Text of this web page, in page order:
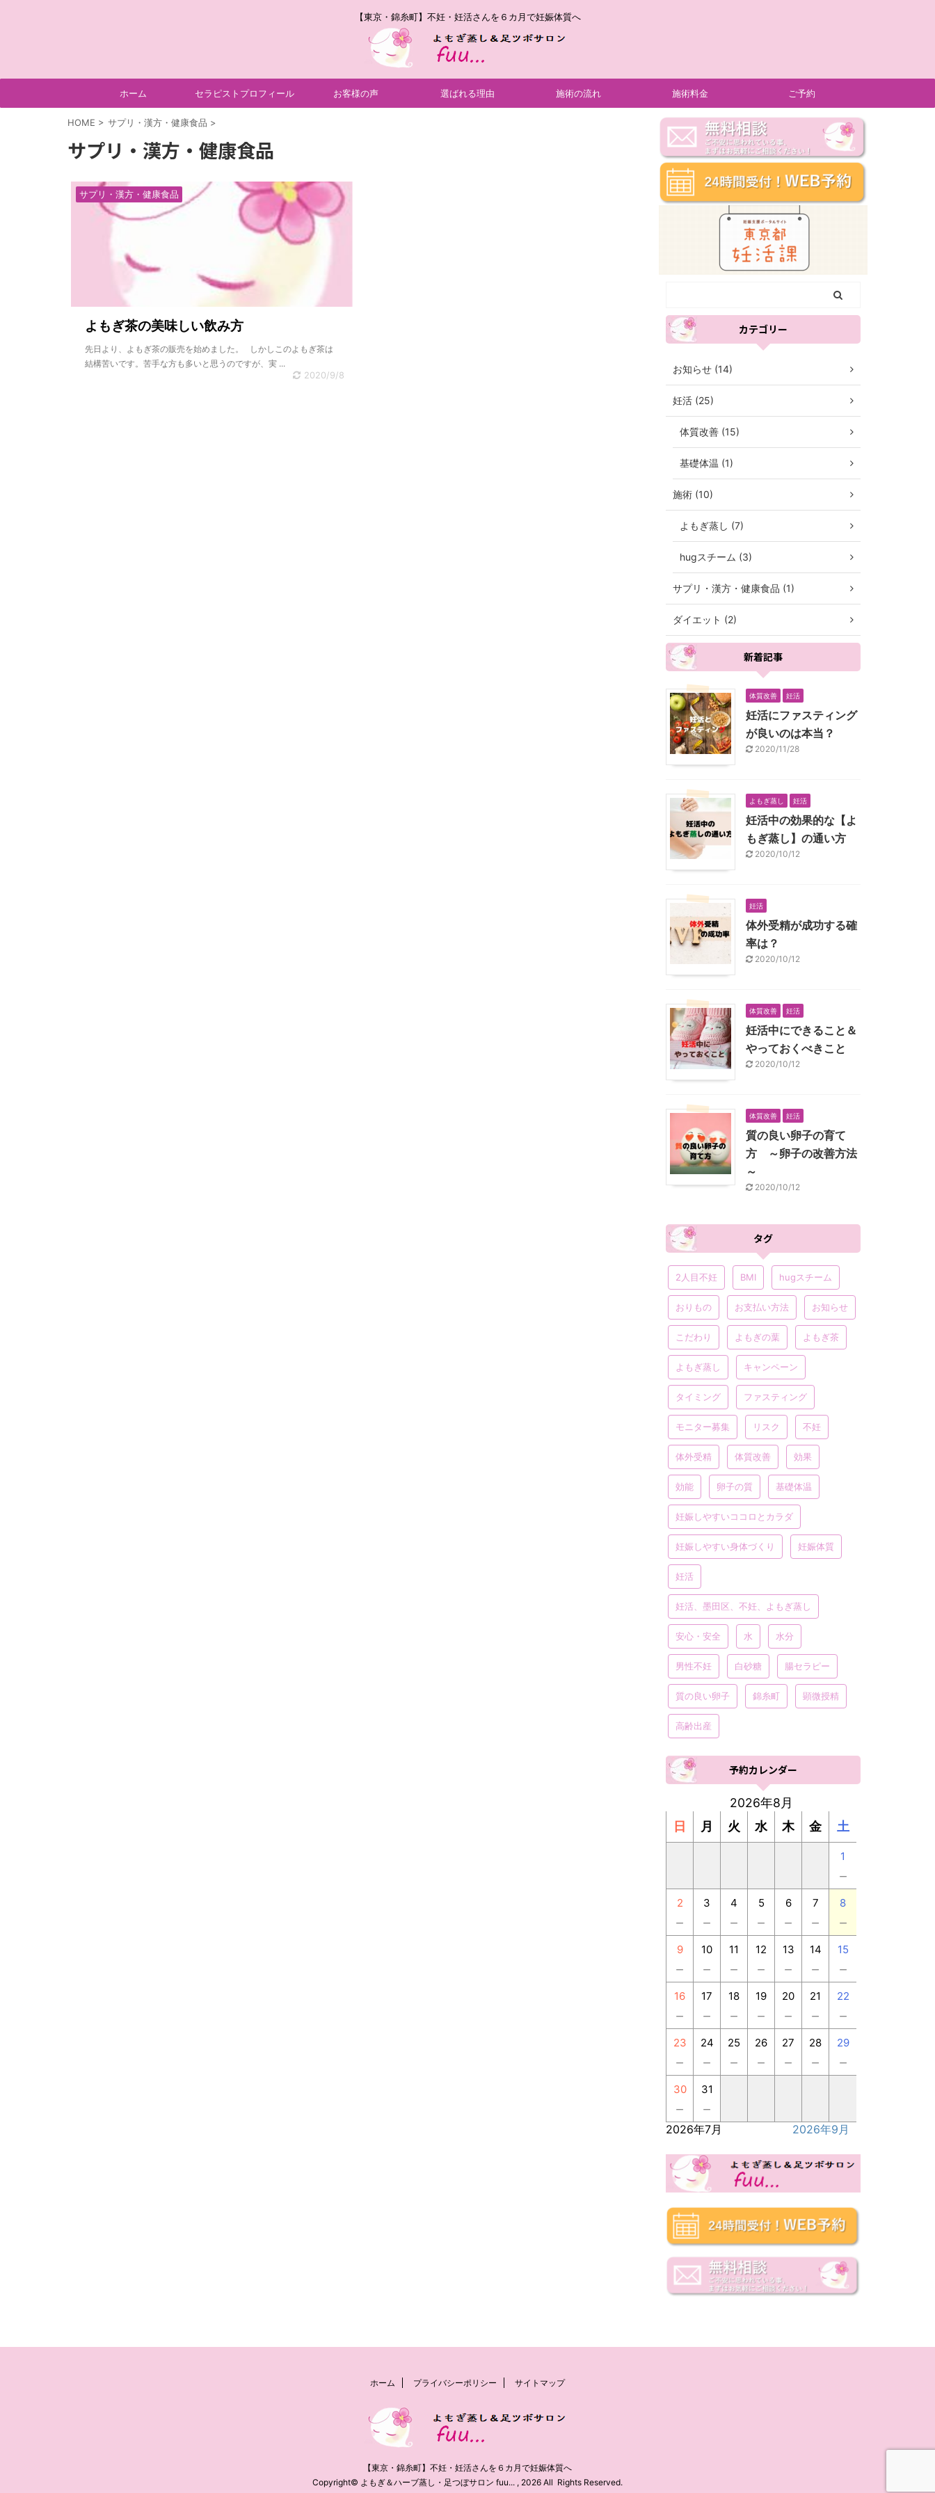
【東京・錦糸町】不妊・妊活さんを６カ月で妊娠体質へ
ホーム セラピストプロフィール お客様の声 選ばれる理由 施術の流れ 施術料金 ご予約
HOME > サプリ・漢方・健康食品 >
サプリ・漢方・健康食品
サプリ・漢方・健康食品
よもぎ茶の美味しい飲み方
先日より、よもぎ茶の販売を始めました。 しかしこのよもぎ茶は
結構苦いです。苦手な方も多いと思うのですが、実 ...
2020/9/8
カテゴリー
お知らせ (14)
妊活 (25)
体質改善 (15)
基礎体温 (1)
施術 (10)
よもぎ蒸し (7)
hugスチーム (3)
サプリ・漢方・健康食品 (1)
ダイエット (2)
新着記事
体質改善 妊活
妊活にファスティング
が良いのは本当？
2020/11/28
よもぎ蒸し 妊活
妊活中の効果的な【よ
もぎ蒸し】の通い方
2020/10/12
妊活
体外受精が成功する確
率は？
2020/10/12
体質改善 妊活
妊活中にできること＆
やっておくべきこと
2020/10/12
体質改善 妊活
質の良い卵子の育て
方 ～卵子の改善方法
～
2020/10/12
タグ
2人目不妊 BMI hugスチーム
おりもの お支払い方法 お知らせ
こだわり よもぎの葉 よもぎ茶
よもぎ蒸し キャンペーン
タイミング ファスティング
モニター募集 リスク 不妊
体外受精 体質改善 効果
効能 卵子の質 基礎体温
妊娠しやすいココロとカラダ
妊娠しやすい身体づくり 妊娠体質
妊活
妊活、墨田区、不妊、よもぎ蒸し
安心・安全 水 水分
男性不妊 白砂糖 腸セラピー
質の良い卵子 錦糸町 顕微授精
高齢出産
予約カレンダー
2026年8月
日
月 火 水 木 金 土
1
－
2
－
3
－
4
－
5
－
6
－
7
－
8
－
9
－
10
－
11
－
12
－
13
－
14
－
15
－
16
－
17
－
18
－
19
－
20
－
21
－
22
－
23
－
24
－
25
－
26
－
27
－
28
－
29
－
30
－
31
－
2026年7月 2026年9月
ホーム プライバシーポリシー サイトマップ
【東京・錦糸町】不妊・妊活さんを６カ月で妊娠体質へ
Copyright© よもぎ＆ハーブ蒸し・足つぼサロン fuu... , 2026 All Rights Reserved.